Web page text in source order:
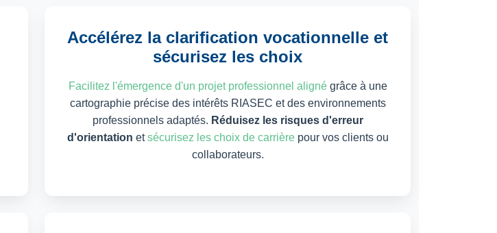
Accélérez la clarification vocationnelle et
sécurisez les choix
Facilitez l'émergence d'un projet professionnel alignégrâce à une
cartographie précise des intérêts RIASEC et des environnements
professionnels adaptés. Réduisez les risques d'erreur
d'orientation etsécurisez les choix de carrièrepour vos clients ou
collaborateurs.